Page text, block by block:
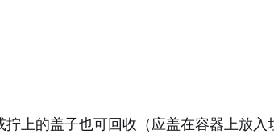
上的盖子也可回收（应盖在容器上放入